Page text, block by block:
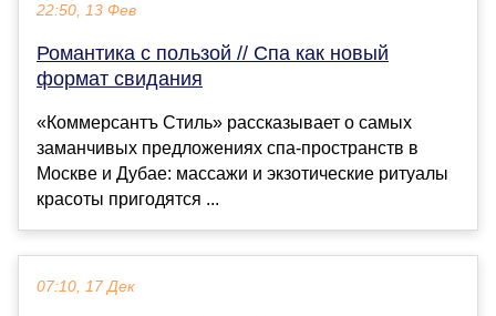
22:50, 13 Фев
Романтика с пользой // Спа как новый
формат свидания
«Коммерсантъ Стиль» рассказывает о самых
заманчивых предложениях спа-пространств в
Москве и Дубае: массажи и экзотические ритуалы
красоты пригодятся ...
07:10, 17 Дек